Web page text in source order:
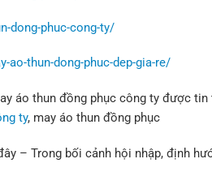
dong-phuc-cong-ty/
ao-thun-dong-phuc-dep-gia-re/
áo thun đồng phục công ty được
ty, may áo thun đồng phục
– Trong bối cảnh hội nhập, định